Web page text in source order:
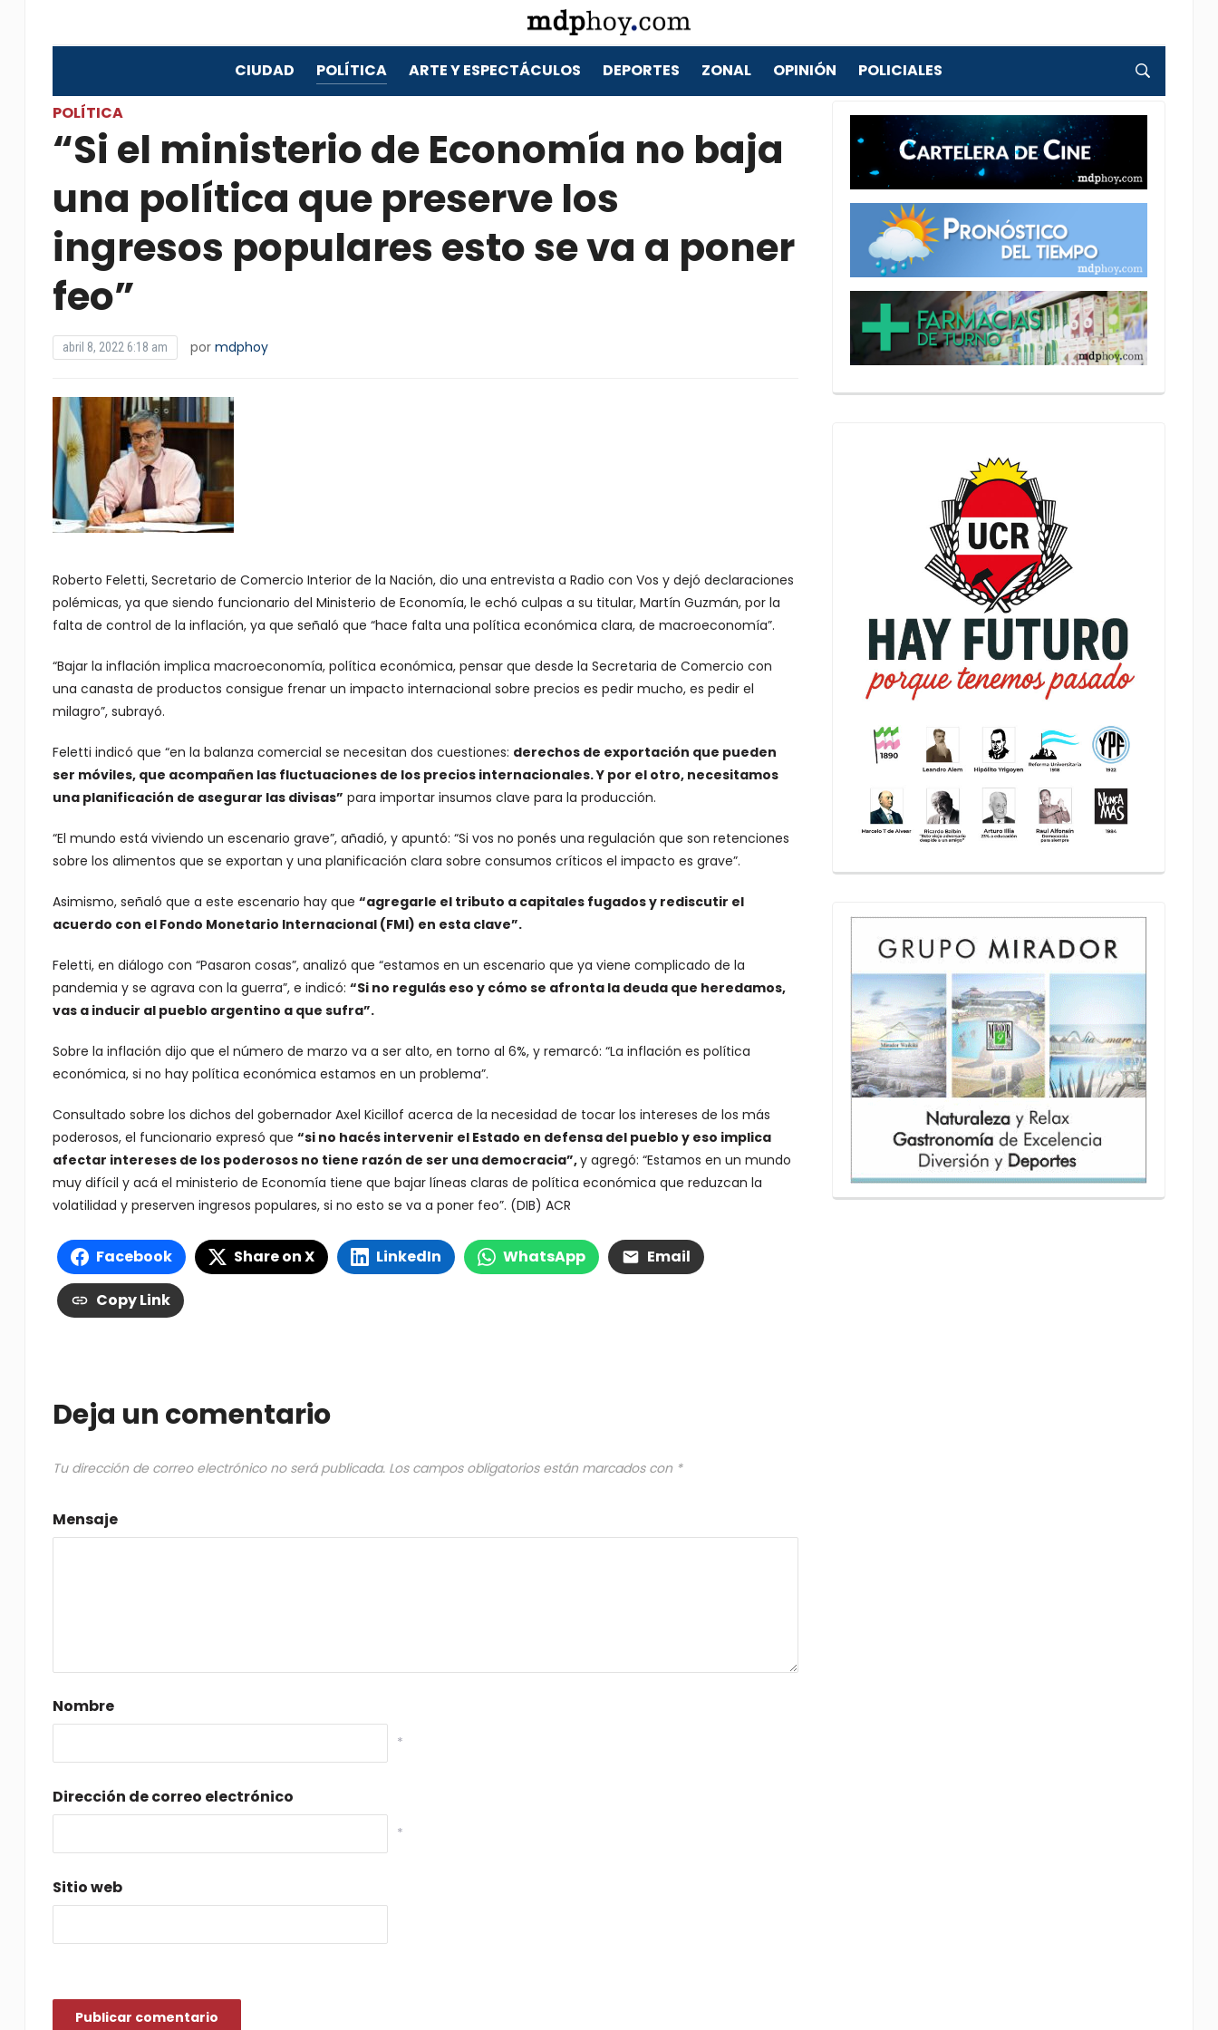
CIUDAD POLÍTICA ARTE Y ESPECTÁCULOS DEPORTES ZONAL OPINIÓN POLICIALES
POLÍTICA
“Si el ministerio de Economía no baja
una política que preserve los
ingresos populares esto se va a poner
feo”
abril 8, 2022 6:18 am por mdphoy
Roberto Feletti, Secretario de Comercio Interior de la Nación, dio una entrevista a Radio con Vos y dejó declaraciones
polémicas, ya que siendo funcionario del Ministerio de Economía, le echó culpas a su titular, Martín Guzmán, por la
falta de control de la inflación, ya que señaló que “hace falta una política económica clara, de macroeconomía”.
“Bajar la inflación implica macroeconomía, política económica, pensar que desde la Secretaria de Comercio con
una canasta de productos consigue frenar un impacto internacional sobre precios es pedir mucho, es pedir el
milagro”, subrayó.
Feletti indicó que “en la balanza comercial se necesitan dos cuestiones: derechos de exportación que pueden
ser móviles, que acompañen las fluctuaciones de los precios internacionales. Y por el otro, necesitamos
una planificación de asegurar las divisas” para importar insumos clave para la producción.
“El mundo está viviendo un escenario grave”, añadió, y apuntó: “Si vos no ponés una regulación que son retenciones
sobre los alimentos que se exportan y una planificación clara sobre consumos críticos el impacto es grave”.
Asimismo, señaló que a este escenario hay que “agregarle el tributo a capitales fugados y rediscutir el
acuerdo con el Fondo Monetario Internacional (FMI) en esta clave”.
Feletti, en diálogo con “Pasaron cosas”, analizó que “estamos en un escenario que ya viene complicado de la
pandemia y se agrava con la guerra”, e indicó: “Si no regulás eso y cómo se afronta la deuda que heredamos,
vas a inducir al pueblo argentino a que sufra”.
Sobre la inflación dijo que el número de marzo va a ser alto, en torno al 6%, y remarcó: “La inflación es política
económica, si no hay política económica estamos en un problema”.
Consultado sobre los dichos del gobernador Axel Kicillof acerca de la necesidad de tocar los intereses de los más
poderosos, el funcionario expresó que “si no hacés intervenir el Estado en defensa del pueblo y eso implica
afectar intereses de los poderosos no tiene razón de ser una democracia”,y agregó: “Estamos en un mundo
muy difícil y acá el ministerio de Economía tiene que bajar líneas claras de política económica que reduzcan la
volatilidad y preserven ingresos populares, si no esto se va a poner feo”. (DIB) ACR
Facebook Share on X LinkedIn WhatsApp Email
Copy Link
Deja un comentario
Tu dirección de correo electrónico no será publicada. Los campos obligatorios están marcados con *
Mensaje
Nombre
*
Dirección de correo electrónico
*
Sitio web